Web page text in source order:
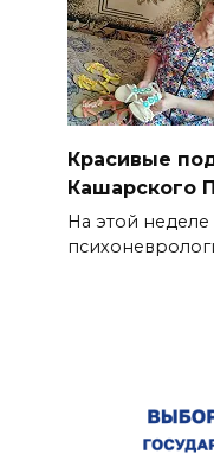
Красивые
Кашарского
На этой